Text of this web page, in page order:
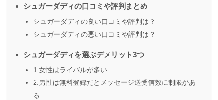
シュガーダディの口コミや評判まとめ
シュガーダディの良い口コミや評判は？
シュガーダディの悪い口コミや評判は？
シュガーダディを選ぶデメリット3つ
1.女性はライバルが多い
2.男性は無料登録だとメッセージ送受信数に制限があ
る